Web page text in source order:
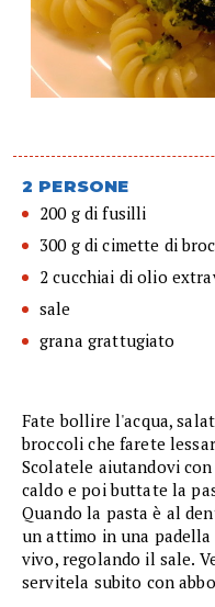
2 PERSONE
200 g di fusilli
300 g di cimette di
2 cucchiai di olio
sale
grana grattugiato
Fate bollire l'acqua,
broccoli che farete
Scolatele aiutandovi
caldo e poi buttate la
Quando la pasta è al
un attimo in una
vivo, regolando il sale.
servitela subito con